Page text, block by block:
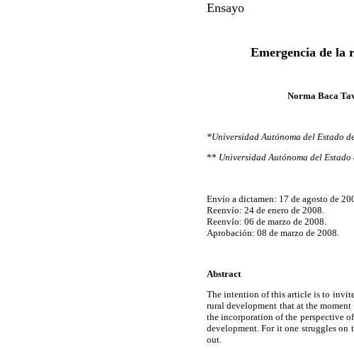
Ensayo
Emergencia de la
Norma Baca
*Universidad Autónoma del Estado
** Universidad Autónoma del Estado
Envío a dictamen: 17 de agosto de
Reenvío: 24 de enero de 2008.
Reenvío: 06 de marzo de 2008.
Aprobación: 08 de marzo de 2008.
Abstract
The intention of this article is to
rural development that at the
the incorporation of the perspective
development. For it one struggles
out.